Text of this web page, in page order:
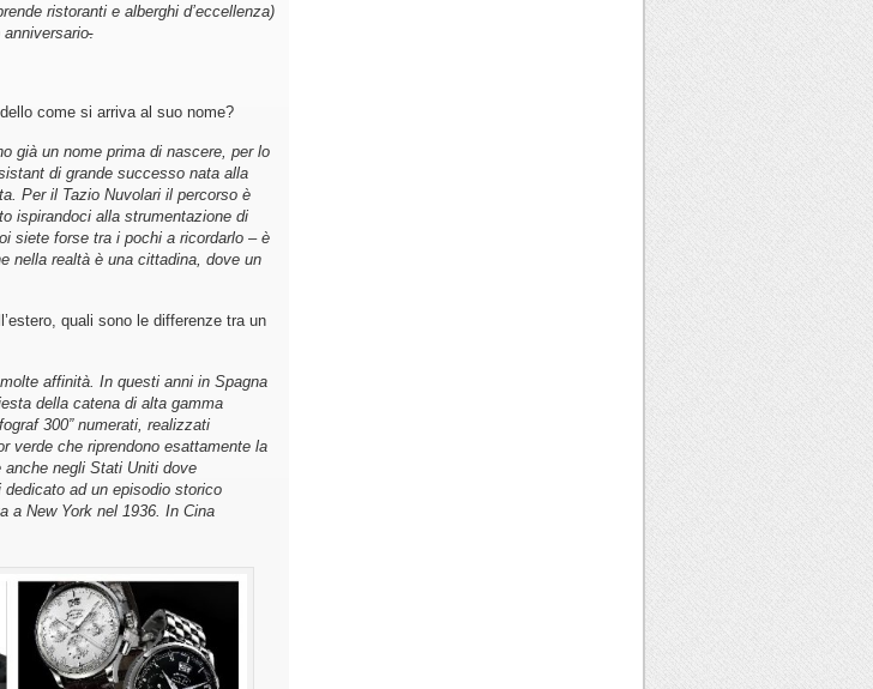
ristoranti e alberghi d’eccellenza)
.
come si arriva al suo nome?
già un nome prima di nascere, per lo
di grande successo nata alla
Per il Tazio Nuvolari il percorso è
ispirandoci alla strumentazione di
siete forse tra i pochi a ricordarlo – è
nella realtà è una cittadina, dove un
quali sono le differenze tra un
affinità. In questi anni in Spagna
della catena di alta gamma
300” numerati, realizzati
verde che riprendono esattamente la
negli Stati Uniti dove
ad un episodio storico
a New York nel 1936. In Cina